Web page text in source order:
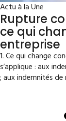
Actu à la Une
Rupture
ce qui
entreprise
1. Ce qui change
s’applique : aux
; aux indemnités de